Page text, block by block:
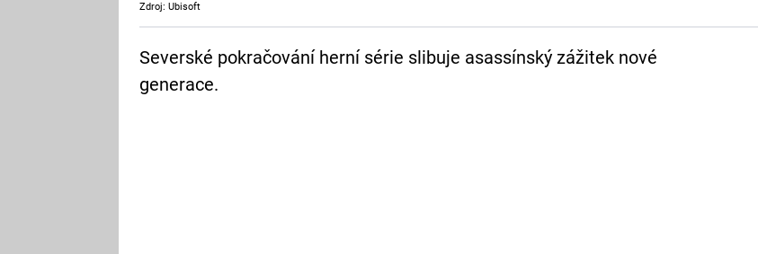
Zdroj: Ubisoft
Severské pokračování herní série slibuje asassínský zážitek nové
generace.